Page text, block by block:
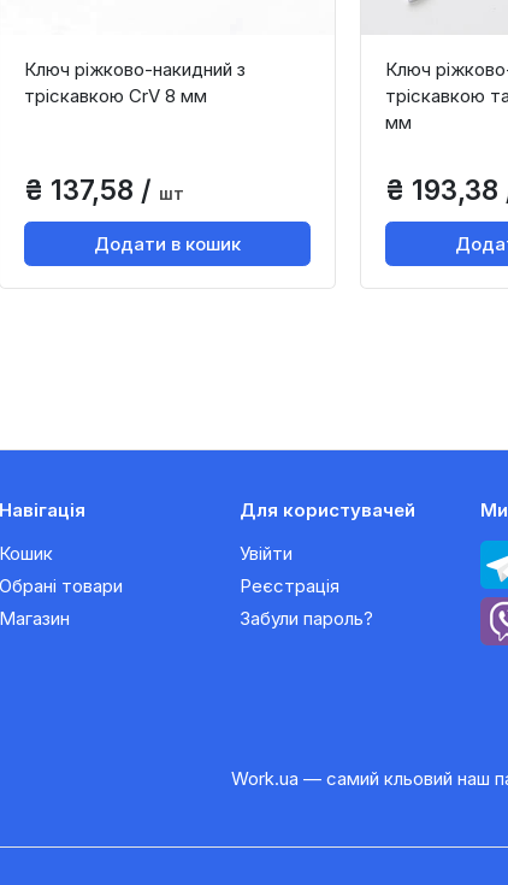
Ключ ріжково-накидний з
тріскавкою CrV 8 мм
₴ 137,58 / шт
Додати в кошик
Ключ
тріскавкою
мм
₴ 193,38
Навігація
Кошик
Обрані товари
Магазин
Для користувачей
Увійти
Реєстрація
Забули пароль?
Work.ua — самий кльовий наш